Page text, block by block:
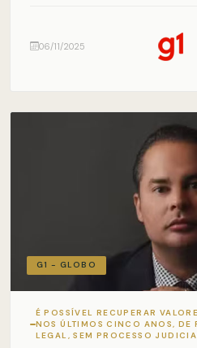
06/11/2025
G1 - GLOBO
É POSSÍVEL RECUPERAR
NOS ÚLTIMOS CINCO ANOS, DE
LEGAL, SEM PROCESSO